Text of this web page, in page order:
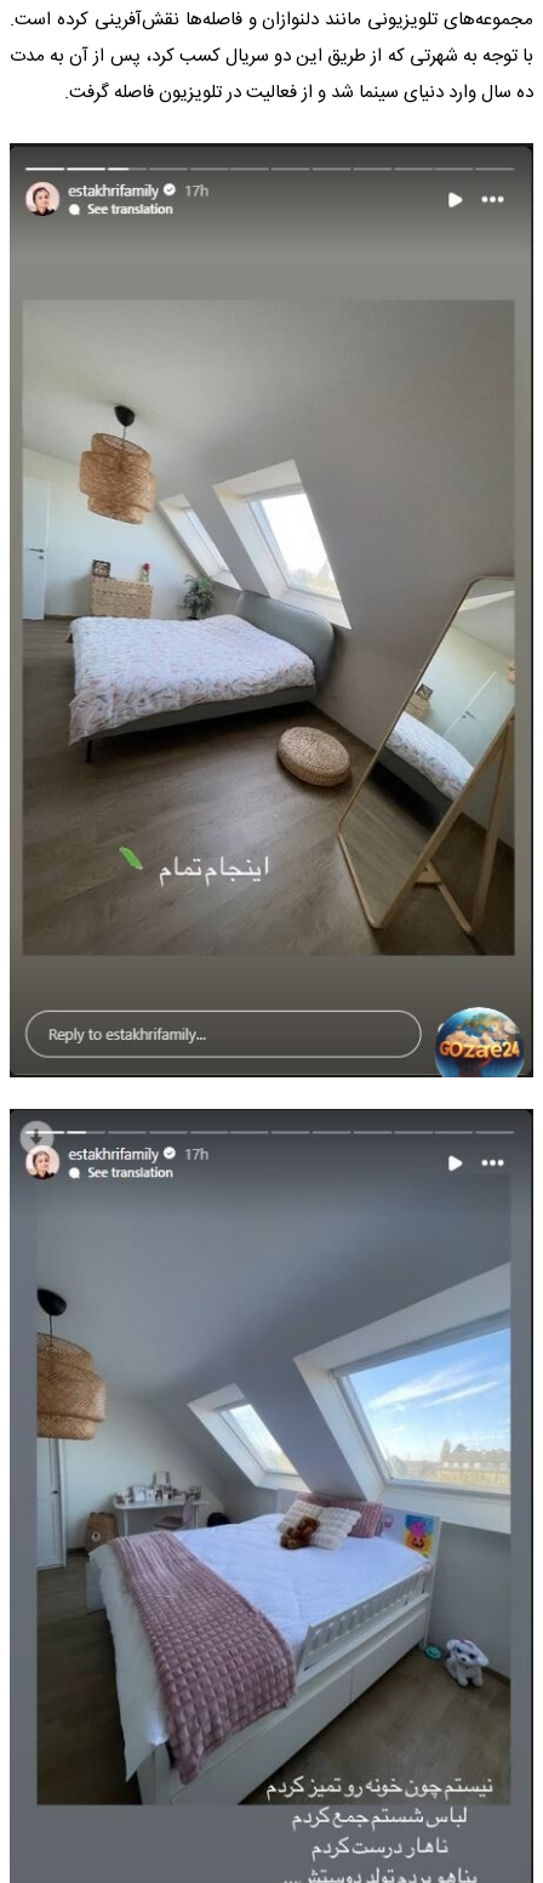
مجموعه‌های تلویزیونی مانند دلنوازان و فاصله‌ها نقش‌آفرینی کرده است.
با توجه به شهرتی که از طریق این دو سریال کسب کرد، پس از آن به مدت
ده سال وارد دنیای سینما شد و از فعالیت در تلویزیون فاصله گرفت.